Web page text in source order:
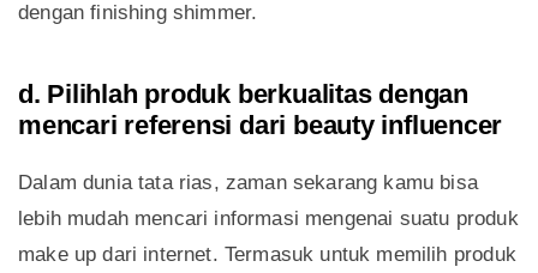
dengan finishing shimmer.
d. Pilihlah produk berkualitas dengan
mencari referensi dari beauty influencer
Dalam dunia tata rias, zaman sekarang kamu bisa
lebih mudah mencari informasi mengenai suatu produk
make up dari internet. Termasuk untuk memilih produk